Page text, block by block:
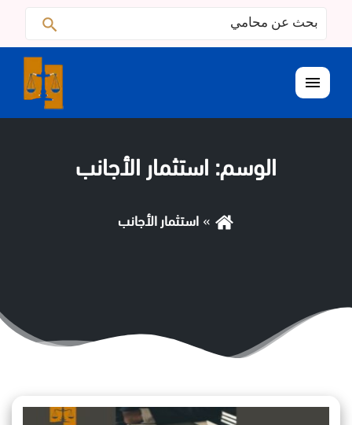
البحث
عن:
القائمة
الوسم: استثمار الأجانب
استثمار الأجانب